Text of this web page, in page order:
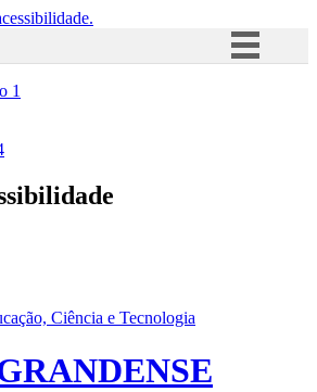
Acesso à informação
1
Ciência e Tecnologia